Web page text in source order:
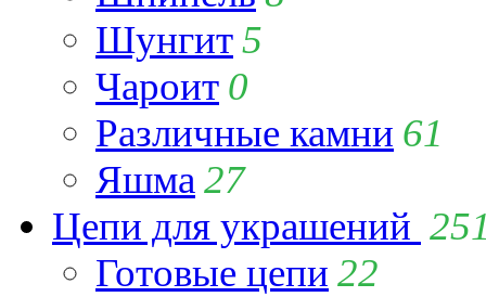
Шунгит5
Чароит 0
Различные камни 61
Яшма 27
Цепи для украшений
Готовые цепи 22